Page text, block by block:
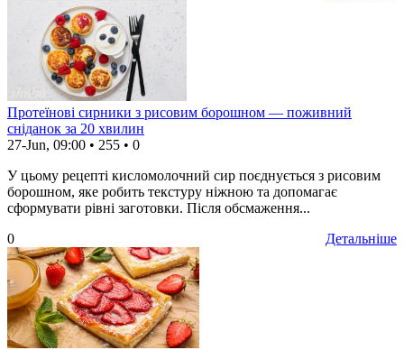
Протеїнові сирники з рисовим борошном — поживний
сніданок за 20 хвилин
27-Jun, 09:00 • 255 • 0
У цьому рецепті кисломолочний сир поєднується з рисовим
борошном, яке робить текстуру ніжною та допомагає
сформувати рівні заготовки. Після обсмаження...
Детальніше
0